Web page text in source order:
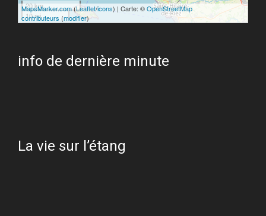
20 km
10 mi
MapsMarker.com(Leaflet/icons) | Carte: ©OpenStreetMap
contributeurs (modifier)
info de dernière minute
La vie sur l’étang